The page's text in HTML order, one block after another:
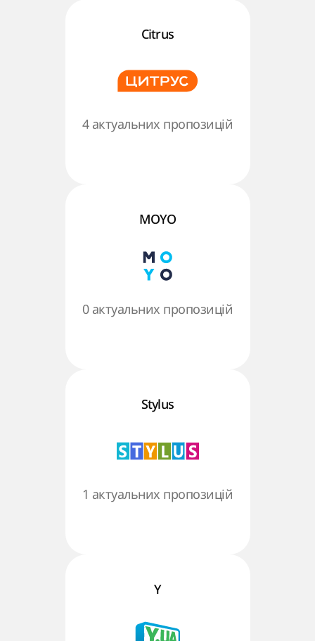
Citrus
4 актуальних пропозицій
MOYO
0 актуальних пропозицій
Stylus
1 актуальних пропозицій
Y